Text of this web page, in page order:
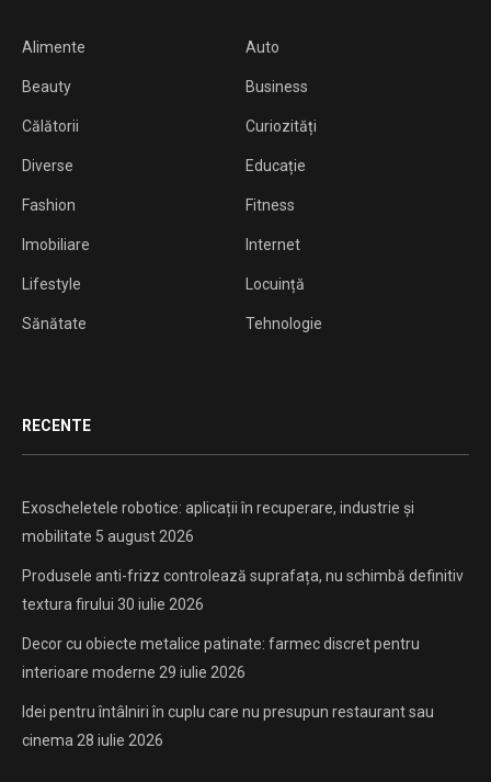
Alimente Auto
Beauty Business
Călătorii Curiozități
Diverse Educație
Fashion Fitness
Imobiliare Internet
Lifestyle Locuință
Sănătate Tehnologie
RECENTE
Exoscheletele robotice: aplicații în recuperare, industrie și
mobilitate 5 august 2026
Produsele anti-frizz controlează suprafața, nu schimbă definitiv
textura firului 30 iulie 2026
Decor cu obiecte metalice patinate: farmec discret pentru
interioare moderne 29 iulie 2026
Idei pentru întâlniri în cuplu care nu presupun restaurant sau
cinema28 iulie 2026